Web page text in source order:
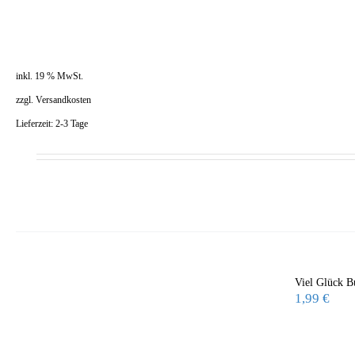
inkl. 19 % MwSt.
zzgl. Versandkosten
Lieferzeit: 2-3 Tage
Viel Glück
1,99€